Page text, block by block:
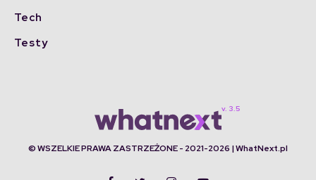
Tech
Testy
© WSZELKIE PRAWA ZASTRZEŻONE - 2021-2026 | WhatNext.pl